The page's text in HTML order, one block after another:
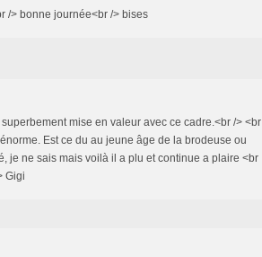
/> bonne journée<br /> bises
mise en valeur avec ce cadre.<br /> <br
Est ce du au jeune âge de la brodeuse ou
je ne sais mais voilà il a plu et continue a plaire <br
Gigi